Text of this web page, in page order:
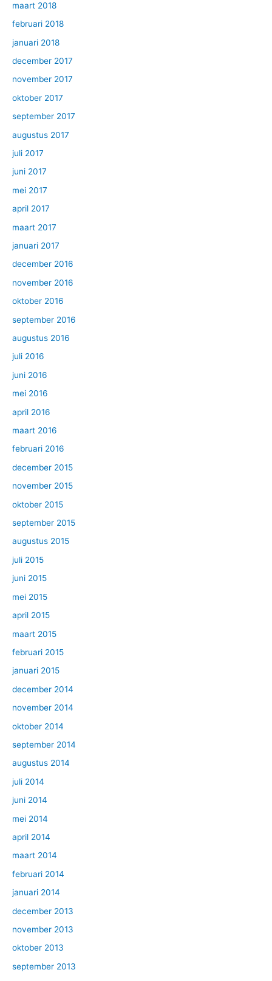
maart 2018
februari 2018
januari 2018
december 2017
november 2017
oktober 2017
september 2017
augustus 2017
juli 2017
juni 2017
mei 2017
april 2017
maart 2017
januari 2017
december 2016
november 2016
oktober 2016
september 2016
augustus 2016
juli 2016
juni 2016
mei 2016
april 2016
maart 2016
februari 2016
december 2015
november 2015
oktober 2015
september 2015
augustus 2015
juli 2015
juni 2015
mei 2015
april 2015
maart 2015
februari 2015
januari 2015
december 2014
november 2014
oktober 2014
september 2014
augustus 2014
juli 2014
juni 2014
mei 2014
april 2014
maart 2014
februari 2014
januari 2014
december 2013
november 2013
oktober 2013
september 2013